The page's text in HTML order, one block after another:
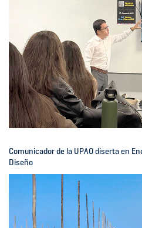
Comunicador de la UPAO diserta en
Diseño